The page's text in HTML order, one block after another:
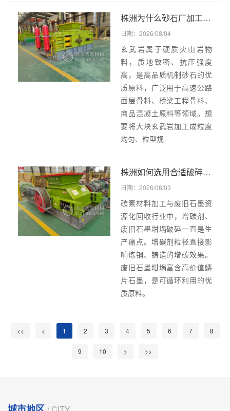
株洲为什么砂石厂加工玄武岩优先选用对辊制砂机？耐磨材质加持低能耗运行优势全方位解析！
日期：2026/08/04
玄武岩属于硬质火山岩物
料，质地致密、抗压强度
高，是高品质机制砂石的优
质原料，广泛用于高速公路
面层骨料、桥梁工程骨料、
商品混凝土原料等领域。想
要将大块玄武岩加工成粒度
均匀、粒型规
株洲如何选用合适破碎设备？解析双齿辊破碎机适配增碳剂、石墨坩埚破碎的核心优势！
日期：2026/08/03
碳素材料加工与废旧石墨资
源化回收行业中，增碳剂、
废旧石墨坩埚破碎一直是生
产痛点。增碳剂粒径直接影
响炼钢、铸造的增碳效果。
废旧石墨坩埚富含高价值鳞
片石墨，是可循环利用的优
质原料。
<< < 1 2 3 4 5 6 7 8
9 10 > >>